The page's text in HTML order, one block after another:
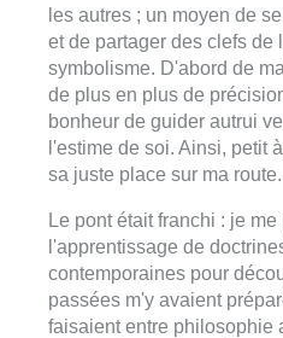
les autres ; un moyen de
et de partager des clefs de
symbolisme. D'abord de
de plus en plus de
bonheur de guider autrui
l'estime de soi. Ainsi, petit
sa juste place sur ma route.
Le pont était franchi : je
l'apprentissage de
contemporaines pour
passées m'y avaient
faisaient entre philosophie